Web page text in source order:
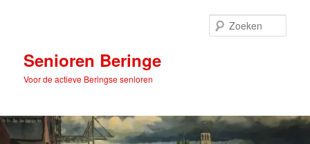
inhoudSenioren Beringe
Voor de actieve Beringse senioren